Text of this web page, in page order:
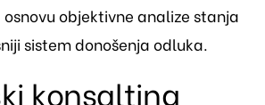
objektivne analize stanja
sistem donošenja odluka.
konsalting